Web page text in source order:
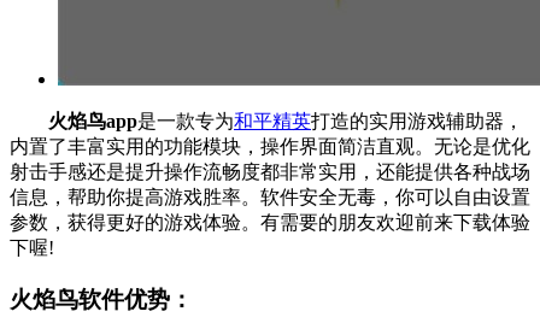
火焰鸟app是一款专为和平精英打造的实用游戏辅助器，
内置了丰富实用的功能模块，操作界面简洁直观。无论是优化
射击手感还是提升操作流畅度都非常实用，还能提供各种战场
信息，帮助你提高游戏胜率。软件安全无毒，你可以自由设置
参数，获得更好的游戏体验。有需要的朋友欢迎前来下载体验
下喔!
火焰鸟软件优势：